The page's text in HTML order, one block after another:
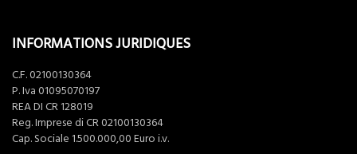
INFORMATIONS JURIDIQUES
C.F. 02100130364
P. Iva 01095070197
REA DI CR 128019
Reg. Imprese di CR 02100130364
Cap. Sociale 1.500.000,00 Euro i.v.